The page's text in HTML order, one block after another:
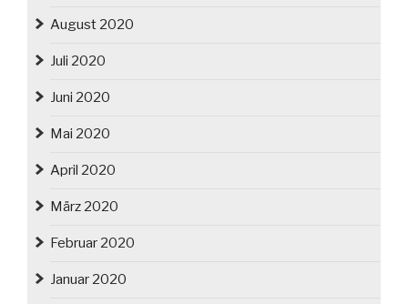
August 2020
Juli 2020
Juni 2020
Mai 2020
April 2020
März 2020
Februar 2020
Januar 2020